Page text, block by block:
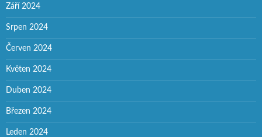
Září 2024
Srpen 2024
Červen 2024
Květen 2024
Duben 2024
Březen 2024
Leden 2024